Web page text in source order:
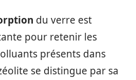
du verre est
pour retenir les
présents dans
se distingue par sa